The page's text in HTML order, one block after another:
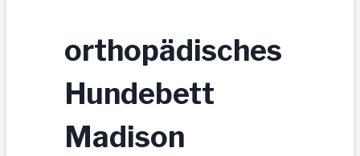
orthopädisches
Hundebett
Madison